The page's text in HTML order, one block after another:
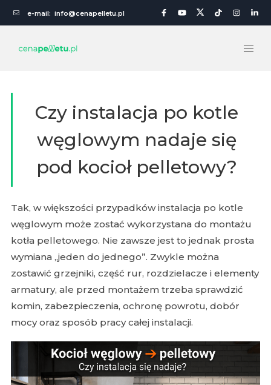
e-mail: info@cenapelletu.pl
Czy instalacja po kotle
węglowym nadaje się
pod kocioł pelletowy?
Tak, w większości przypadków instalacja po kotle
węglowym może zostać wykorzystana do montażu
kotła pelletowego. Nie zawsze jest to jednak prosta
wymiana „jeden do jednego”. Zwykle można
zostawić grzejniki, część rur, rozdzielacze i elementy
armatury, ale przed montażem trzeba sprawdzić
komin, zabezpieczenia, ochronę powrotu, dobór
mocy oraz sposób pracy całej instalacji.